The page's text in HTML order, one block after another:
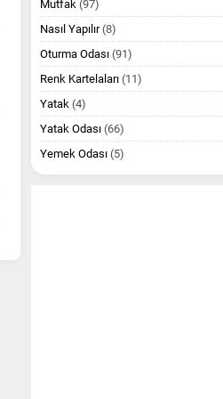
Mutfak (97)
Nasıl Yapılır(8)
Oturma Odası (91)
Renk Kartelaları (11)
Yatak (4)
Yatak Odası (66)
Yemek Odası (5)